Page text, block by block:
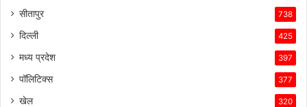
सीतापुर 738
दिल्ली 425
मध्य प्रदेश 397
पॉलिटिक्स 377
खेल 320